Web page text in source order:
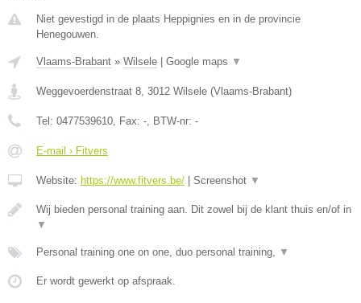
Niet gevestigd in de plaats Heppignies en in de provincie
Henegouwen.
Vlaams-Brabant » Wilsele | Google maps ▼
Weggevoerdenstraat 8 3012 Wilsele (Vlaams-Brabant)
Tel: 0477539610 , Fax: - , BTW-nr: -
E-mail › Fitvers
Website: https://www.fitvers.be/ | Screenshot ▼
Wij bieden personal training aan. Dit zowel bij de klant thuis en/of in
▼
Personal training one on one, duo personal training, ▼
Er wordt gewerkt op afspraak.